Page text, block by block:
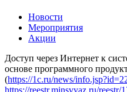
Новости
Мероприятия
Акции
Доступ через Интернет к
основе программного
(https://1c.ru/news/
https://reestr.minsvyaz.ru/reestr/